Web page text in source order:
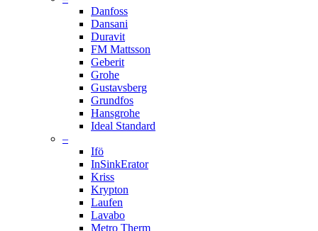
Danfoss
Dansani
Duravit
FM Mattsson
Geberit
Grohe
Gustavsberg
Grundfos
Hansgrohe
Ideal Standard
–
Ifö
InSinkErator
Kriss
Krypton
Laufen
Lavabo
Metro Therm